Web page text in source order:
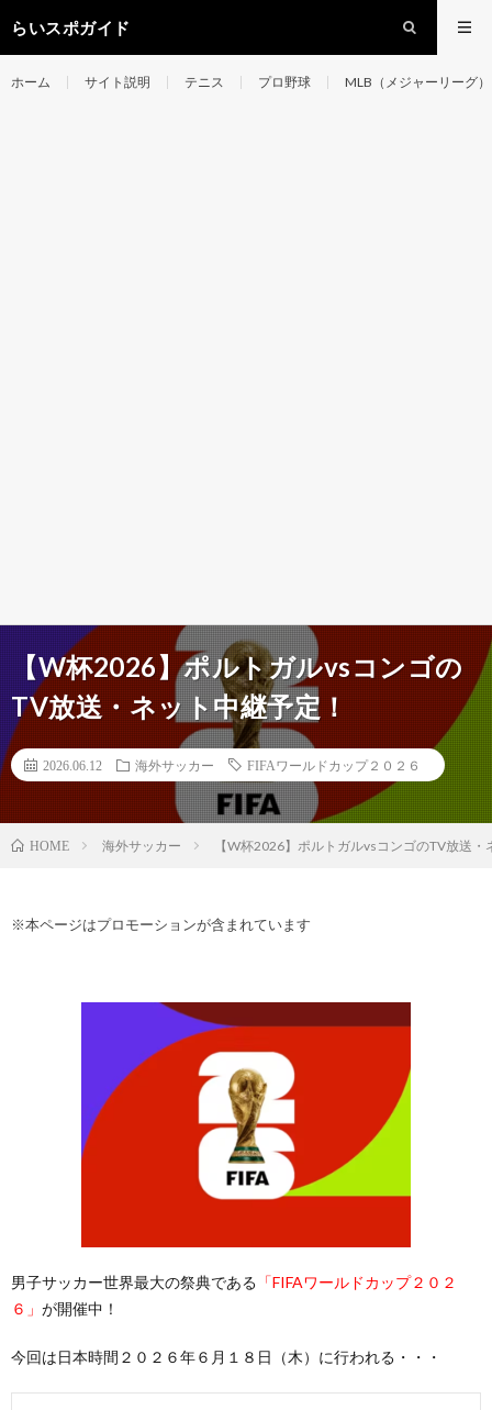
らいスポガイド
ホーム サイト説明 テニス プロ野球 MLB（メジャーリーグ）
【W杯2026】ポルトガルvsコンゴの
TV放送・ネット中継予定！
2026.06.12 海外サッカー FIFAワールドカップ２０２６
HOME 海外サッカー 【W杯2026】ポルトガルvsコンゴのTV放送
※本ページはプロモーションが含まれています
男子サッカー世界最大の祭典である 「FIFAワールドカップ２０２
６」 が開催中！
今回は日本時間２０２６年６月１８日（木）に行われる・・・